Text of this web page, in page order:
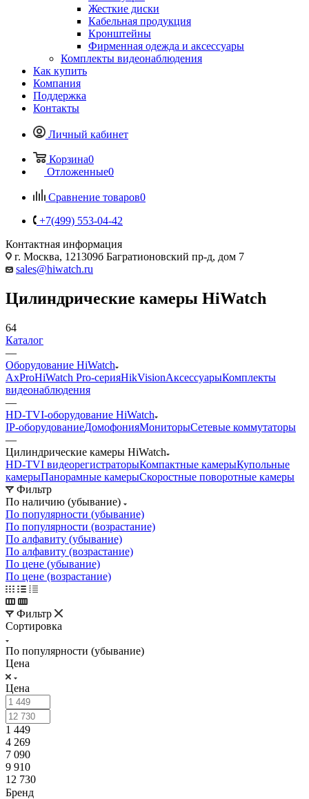
Жесткие диски
Кабельная продукция
Кронштейны
Фирменная одежда и аксессуары
Комплекты видеонаблюдения
Как купить
Компания
Поддержка
Контакты
Личный кабинет
Корзина0
Отложенные0
Сравнение товаров0
+7(499) 553-04-42
Контактная информация
г. Москва, 121309б Багратионовский пр-д, дом 7
sales@hiwatch.ru
Цилиндрические камеры HiWatch
64
Каталог
—
Оборудование HiWatch
AxProHiWatch Pro-серияHikVisionАксессуарыКомплекты
видеонаблюдения
—
HD-TVI-оборудование HiWatch
IP-оборудованиеДомофонияМониторыСетевые коммутаторы
—
Цилиндрические камеры HiWatch
HD-TVI видеорегистраторыКомпактные камерыКупольные
камерыПанорамные камерыСкоростные поворотные камеры
Фильтр
По наличию (убывание)
По популярности (убывание)
По популярности (возрастание)
По алфавиту (убывание)
По алфавиту (возрастание)
По цене (убывание)
По цене (возрастание)
Фильтр
Сортировка
По популярности (убывание)
Цена
Цена
1 449
4 269
7 090
9 910
12 730
Бренд